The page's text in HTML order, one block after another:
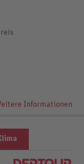
Informationen